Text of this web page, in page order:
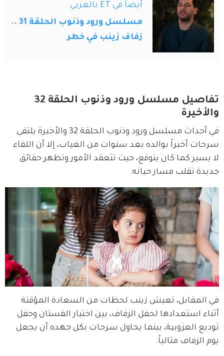
أيضاً في ET بالعربي
مسلسل ورود وذنوب الحلقة 31 ..
زفاف زينب في خطر
تفاصيل مسلسل ورود وذنوب الحلقة 32
والأخيرة
في أحداث مسلسل ورود وذنوب الحلقة 32 والأخيرة يلتقي
سرحات أخيراً بوالده بعد سنوات من الغياب، إلا أن اللقاء
لا يسير كما كان يتوقع، حيث تتعقد الأمور وتظهر حقائق
جديدة تقلب مسار حياته.
في المقابل، تعيش زينب لحظات من السعادة المؤقتة
أثناء استعدادها لحفل الزفاف، بين اختيار الفستان وحفل
توديع العزوبية، بينما يحاول سرحات بكل جهده أن يجعل
يوم الزفاف مثالياً.